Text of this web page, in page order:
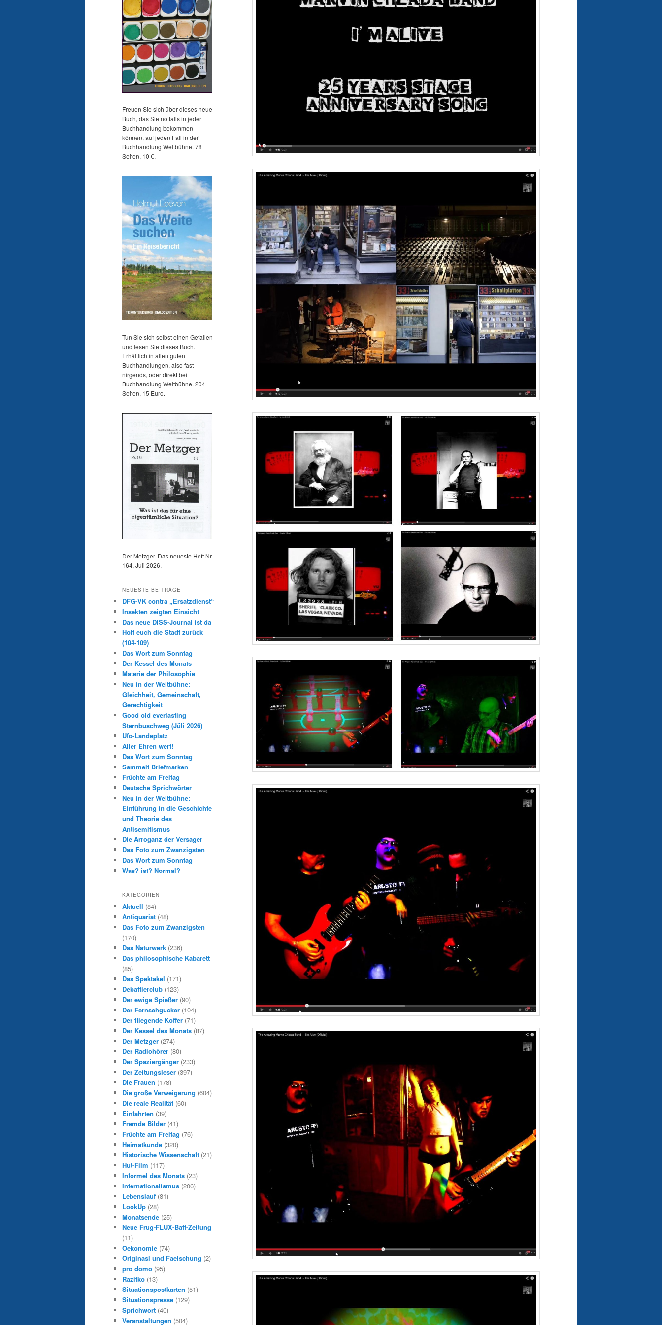
Freuen Sie sich über dieses neue
Buch, das Sie notfalls in jeder
Buchhandlung bekommen
können, auf jeden Fall in der
Buchhandlung Weltbühne. 78
Seiten, 10 €.
Tun Sie sich selbst einen Gefallen
und lesen Sie dieses Buch.
Erhältlich in allen guten
Buchhandlungen, also fast
nirgends, oder direkt bei
Buchhandlung Weltbühne. 204
Seiten, 15 Euro.
Der Metzger. Das neueste Heft Nr.
164, Juli 2026.
NEUESTE BEITRÄGE
DFG-VK contra „Ersatzdienst“
Insekten zeigten Einsicht
Das neue DISS-Journal ist da
Holt euch die Stadt zurück
(104-109)
Das Wort zum Sonntag
Der Kessel des Monats
Materie der Philosophie
Neu in der Weltbühne:
Gleichheit, Gemeinschaft,
Gerechtigkeit
Good old everlasting
Sternbuschweg (Jüli 2026)
Ufo-Landeplatz
Aller Ehren wert!
Das Wort zum Sonntag
Sammelt Briefmarken
Früchte am Freitag
Deutsche Sprichwörter
Neu in der Weltbühne:
Einführung in die Geschichte
und Theorie des
Antisemitismus
Die Arroganz der Versager
Das Foto zum Zwanzigsten
Das Wort zum Sonntag
Was? ist? Normal?
KATEGORIEN
Aktuell (84)
Antiquariat (48)
Das Foto zum Zwanzigsten
(170)
Das Naturwerk (236)
Das philosophische Kabarett
(85)
Das Spektakel (171)
Debattierclub (123)
Der ewige Spießer (90)
Der Fernsehgucker (104)
Der fliegende Koffer (71)
Der Kessel des Monats (87)
Der Metzger (274)
Der Radiohörer (80)
Der Spaziergänger (233)
Der Zeitungsleser (397)
Die Frauen (178)
Die große Verweigerung (604)
Die reale Realität (60)
Einfahrten (39)
Fremde Bilder (41)
Früchte am Freitag (76)
Heimatkunde (320)
Historische Wissenschaft (21)
Hut-Film (117)
Informel des Monats (23)
Internationalismus (206)
Lebenslauf (81)
LookUp (28)
Monatsende (25)
Neue Frug-FLUX-Batt-Zeitung
(11)
Oekonomie (74)
Originasl und Faelschung (2)
pro domo (95)
Razitko (13)
Situationspostkarten (51)
Situationspresse (129)
Sprichwort (40)
Veranstaltungen (504)